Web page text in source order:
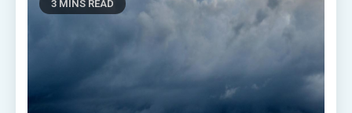
3 MINS READ